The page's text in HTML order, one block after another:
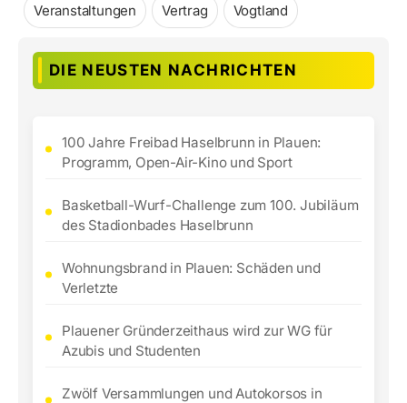
Veranstaltungen Vertrag Vogtland
DIE NEUSTEN NACHRICHTEN
100 Jahre Freibad Haselbrunn in Plauen:
Programm, Open-Air-Kino und Sport
Basketball-Wurf-Challenge zum 100. Jubiläum
des Stadionbades Haselbrunn
Wohnungsbrand in Plauen: Schäden und
Verletzte
Plauener Gründerzeithaus wird zur WG für
Azubis und Studenten
Zwölf Versammlungen und Autokorsos in